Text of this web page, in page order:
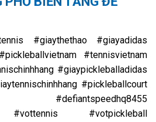
#giaythethao #giayadidas
#tennisvietnam
#giaypickleballadidas
#pickleballcourt
#defiantspeedhq8455
#vottennis #votpickleball